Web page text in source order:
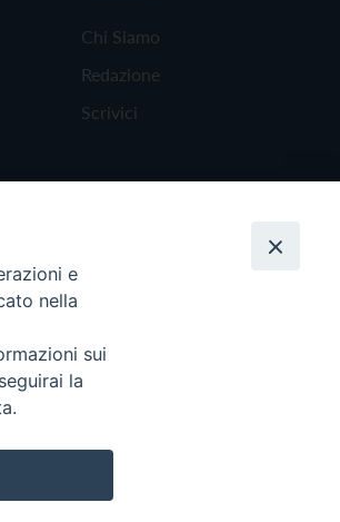
Chi Siamo
Redazione
Scrivici
e
nella
sui
la